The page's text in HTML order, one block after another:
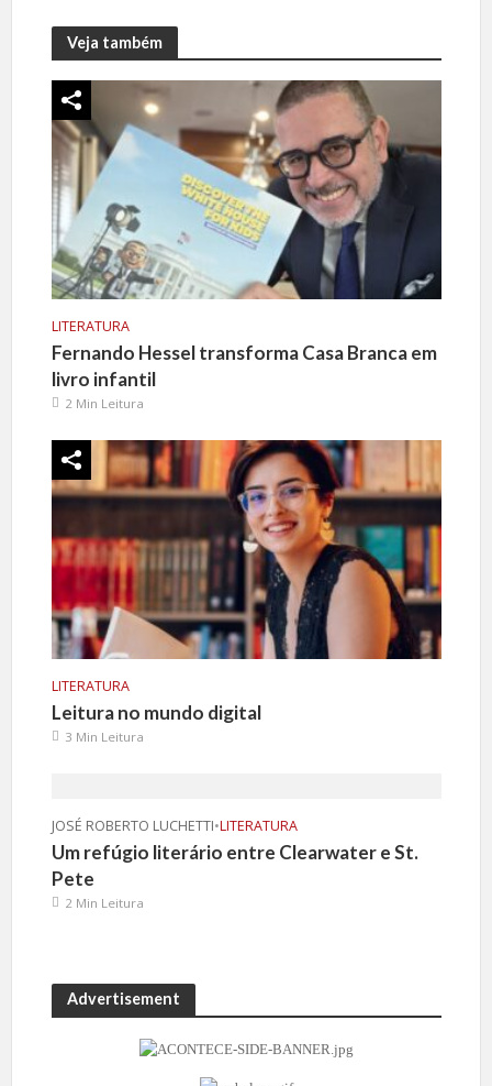
Veja também
LITERATURA
Fernando Hessel transforma Casa Branca em
livro infantil
2 Min Leitura
LITERATURA
Leitura no mundo digital
3 Min Leitura
JOSÉ ROBERTO LUCHETTI•LITERATURA
Um refúgio literário entre Clearwater e St.
Pete
2 Min Leitura
Advertisement